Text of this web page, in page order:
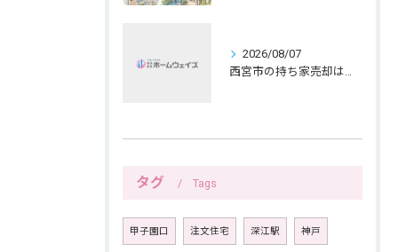
2026/08/07
西宮市の持ち家売却は公開前メモで暮らしを守る
タグ Tags
甲子園口 注文住宅 深江駅 神戸